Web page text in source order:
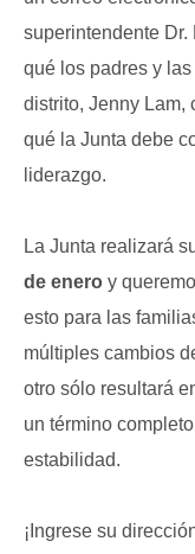
superintendente Dr.
qué los padres y
distrito, Jenny Lam,
qué la Junta debe
liderazgo.
La Junta realizará
de enero y
esto para las
múltiples cambios
otro sólo resultará
un término
estabilidad.
¡Ingrese su